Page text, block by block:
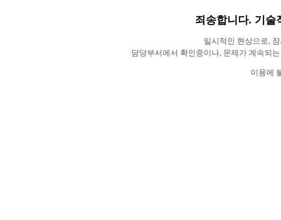
죄송합니다. 기술
일시적인 현상으로,
담당부서에서 확인중이나, 문제가 계속되
이용에